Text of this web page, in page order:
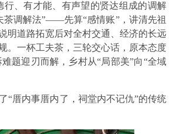
、有才能、有声望的贤达组成的调解
茶调解法”——先算“感情账”，讲清先祖
明道路拓宽后对全村交通、经济的长远
。一杯工夫茶，三轮交心话，原本态度
题迎刃而解，乡村从“局部美”向“全域
“厝内事厝内了，祠堂内不记仇”的传统